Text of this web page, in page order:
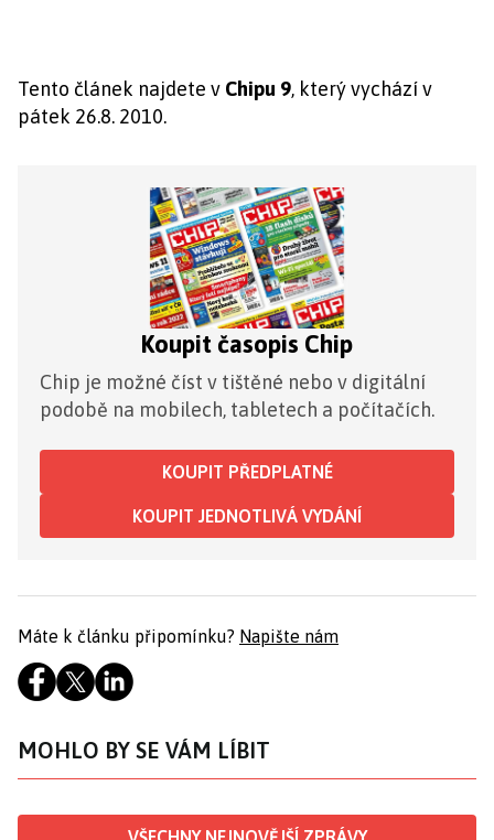
Tento článek najdete v Chipu 9, který vychází v
pátek 26.8. 2010.
Koupit časopis Chip
Chip je možné číst v tištěné nebo v digitální
podobě na mobilech, tabletech a počítačích.
KOUPIT PŘEDPLATNÉ
KOUPIT JEDNOTLIVÁ VYDÁNÍ
Máte k článku připomínku? Napište nám
MOHLO BY SE VÁM LÍBIT